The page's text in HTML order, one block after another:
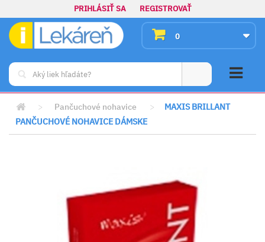
PRIHLÁSIŤ SA REGISTROVAŤ
0
> Pančuchové nohavice >
MAXIS BRILLANT
PANČUCHOVÉ NOHAVICE DÁMSKE